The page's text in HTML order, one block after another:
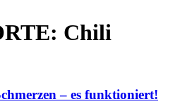
Chili
– es funktioniert!